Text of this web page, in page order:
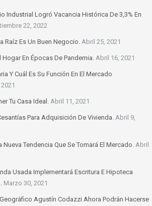
Industrial Logró Vacancia Histórica De 3,3% En
22, 2022
Raíz Es Un Buen Negocio. Abril 25, 2021
En Épocas De Pandemia. Abril 16, 2021
Y Cuál Es Su Función En El Mercado
Tu Casa Ideal. Abril 11, 2021
Para Adquisición De Vivienda. Abril 9,
Tendencia Que Se Tomará El Mercado. Abril
Usada Implementará Escritura E Hipoteca
Marzo 30, 2021
Agustín Codazzi Ahora Podrán Hacerse